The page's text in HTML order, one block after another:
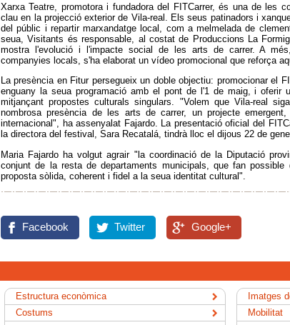
Xarxa Teatre, promotora i fundadora del FITCarrer, és una de les
clau en la projecció exterior de Vila-real. Els seus patinadors i
del públic i repartir marxandatge local, com a melmelada de
seua, Visitants és responsable, al costat de Produccions La
mostra l'evolució i l'impacte social de les arts de carrer. A
companyies locals, s'ha elaborat un vídeo promocional que reforça
La presència en Fitur persegueix un doble objectiu: promocionar el
enguany la seua programació amb el pont de l'1 de maig, i oferir
mitjançant propostes culturals singulars. "Volem que Vila-real
nombrosa presència de les arts de carrer, un projecte
internacional", ha assenyalat Fajardo. La presentació oficial del
la directora del festival, Sara Recatalá, tindrà lloc el dijous 22 de
Maria Fajardo ha volgut agrair "la coordinació de la Diputació
conjunt de la resta de departaments municipals, que fan
proposta sòlida, coherent i fidel a la seua identitat cultural".
Facebook Twitter Google+
Estructura econòmica
Costums
Imatges
Mobilitat